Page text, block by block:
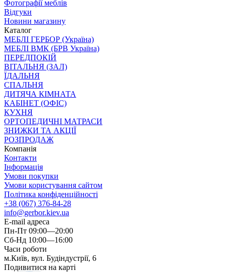
Фотографії меблів
Відгуки
Новини магазину
Каталог
МЕБЛІ ГЕРБОР (Україна)
МЕБЛІ ВМК (БРВ Україна)
ПЕРЕДПОКІЙ
ВІТАЛЬНЯ (ЗАЛ)
ЇДАЛЬНЯ
СПАЛЬНЯ
ДИТЯЧА КІМНАТА
КАБІНЕТ (ОФІС)
КУХНЯ
ОРТОПЕДИЧНІ МАТРАСИ
ЗНИЖКИ ТА АКЦІЇ
РОЗПРОДАЖ
Компанія
Контакти
Інформація
Умови покупки
Умови користування сайтом
Політика конфіденційності
+38 (067) 376-84-28
info@gerbor.kiev.ua
E-mail адреса
Пн-Пт 09:00—20:00
Сб-Нд 10:00—16:00
Часи роботи
м.Київ, вул. Будіндустрії, 6
Подивитися на карті